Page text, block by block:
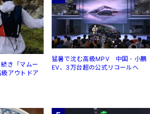
続き「マムー
アウトドア
猛暑で沈む高級MPV 中国・小鵬
EV、3万台超の公式リコールへ